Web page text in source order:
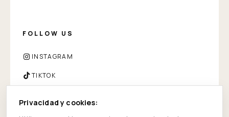
FOLLOW US
INSTAGRAM
TIKTOK
Privacidad y cookies: